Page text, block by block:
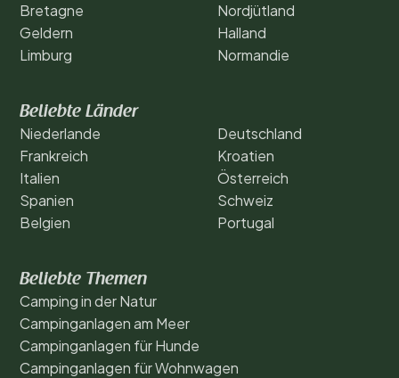
Bretagne
Geldern
Limburg
Nordjütland
Halland
Normandie
Beliebte Länder
Niederlande
Frankreich
Italien
Spanien
Belgien
Deutschland
Kroatien
Österreich
Schweiz
Portugal
Beliebte Themen
Camping in der Natur
Campinganlagen am Meer
Campinganlagen für Hunde
Campinganlagen für Wohnwagen